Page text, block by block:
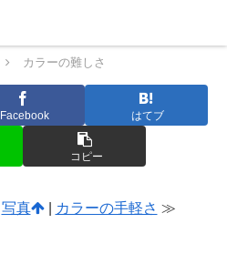
カラーの難しさ
Facebook はてブ
コピー
写真 | カラーの手軽さ ≫